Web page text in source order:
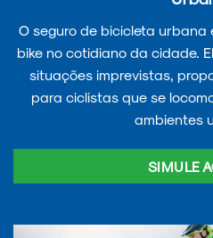
O seguro de bicicleta urbana
bike no cotidiano da cidade.
situações imprevistas,
para ciclistas que se
ambientes
SIMULE